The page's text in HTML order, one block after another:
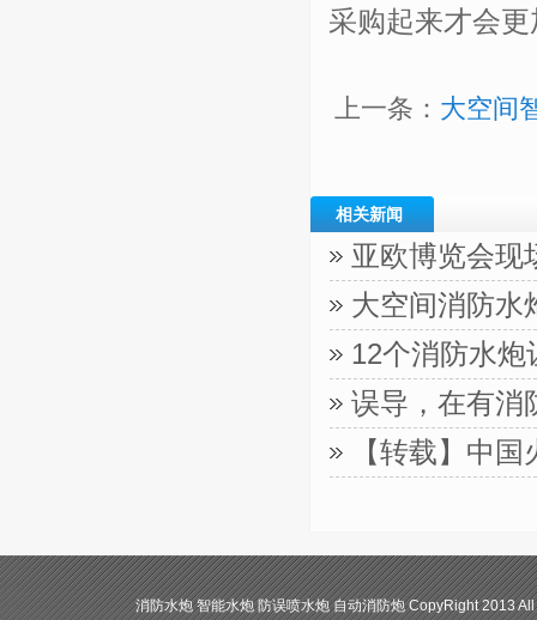
采购起来才会
上一条： 大空间
相关新闻
亚欧博览会现
大空间消防水
12个消防水
误导，在有消
【转载】中
消防水炮 智能水炮 防误喷水炮 自动消防炮 CopyRight 2013